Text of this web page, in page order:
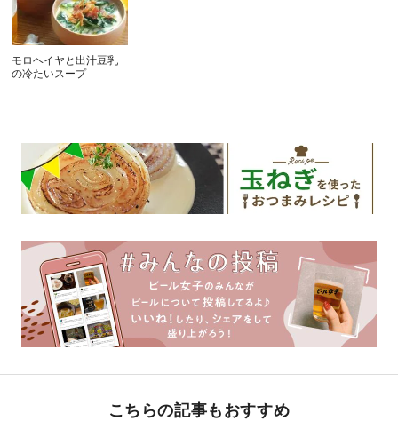
モロヘイヤと出汁豆乳
の冷たいスープ
こちらの記事もおすすめ